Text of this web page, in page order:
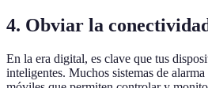
4. Obviar la
En la era digital, es clave que tus
inteligentes. Muchos sistemas de